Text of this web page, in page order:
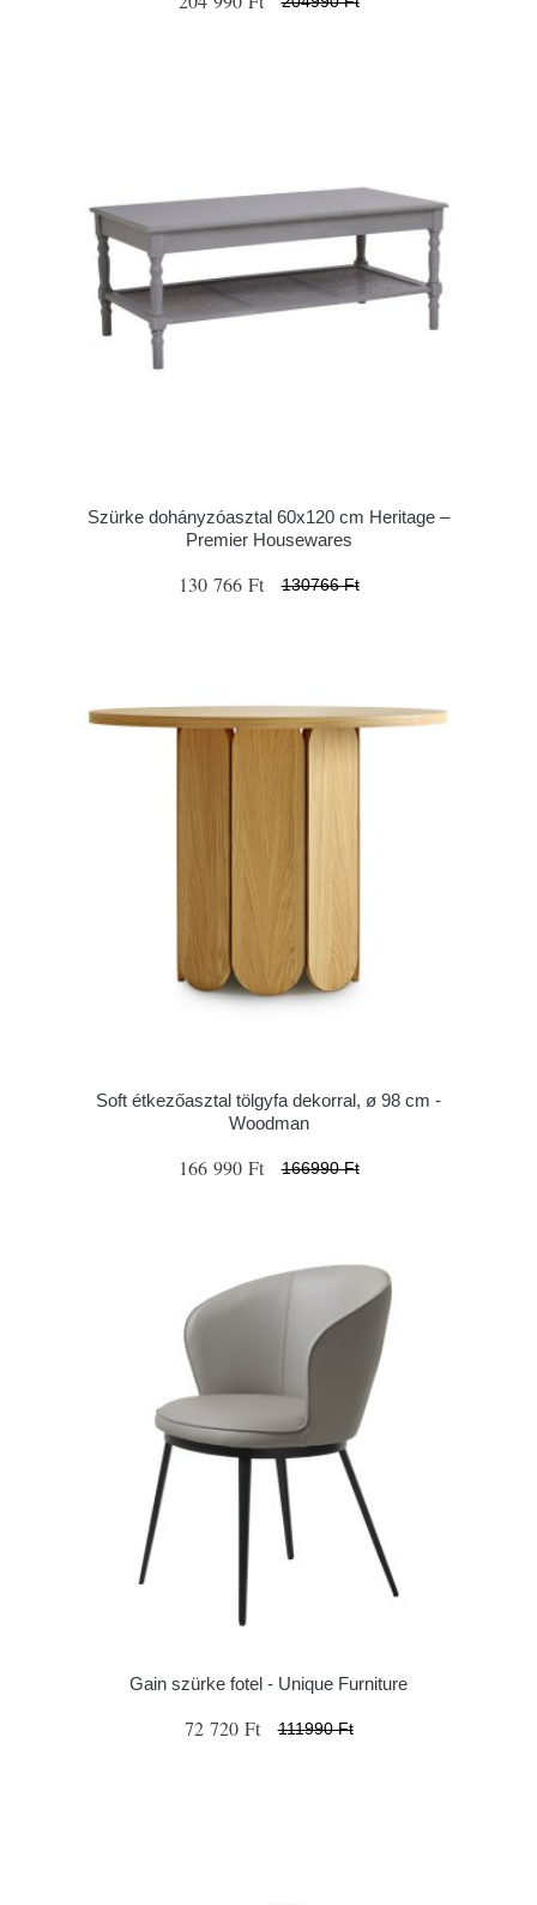
Szürke dohányzóasztal 60x120 cm Heritage –
Premier Housewares
130 766 Ft 130766 Ft
Soft étkezőasztal tölgyfa dekorral, ø 98 cm -
Woodman
166 990 Ft 166990 Ft
Gain szürke fotel - Unique Furniture
72 720 Ft 111990 Ft